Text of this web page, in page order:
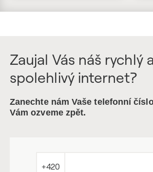
Zaujal Vás náš rychlý
spolehlivý internet?
Zanechte nám Vaše telefonní
Vám ozveme zpět.
+420